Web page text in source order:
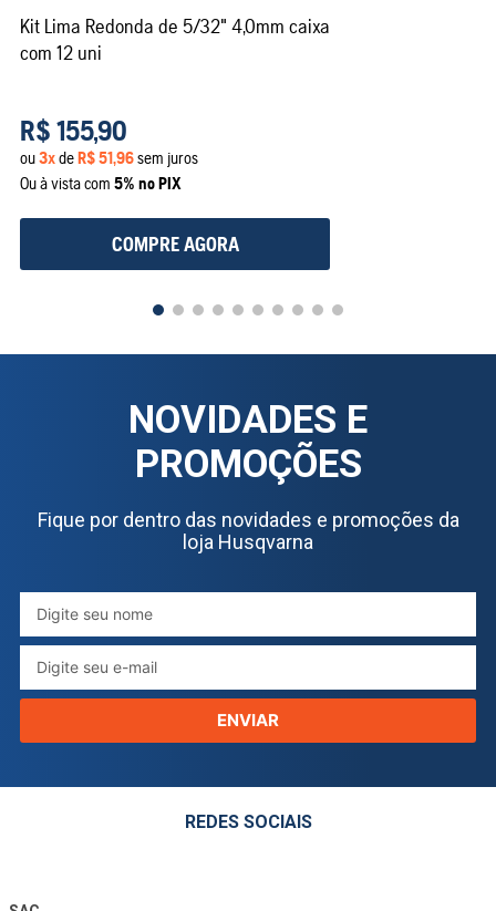
Kit Lima Redonda de 5/32" 4,0mm caixa
com 12 uni
R$ 155,90
ou3xdeR$51,96sem juros
Ou à vista com 5% no PIX
COMPRE AGORA
NOVIDADES E
PROMOÇÕES
Fique por dentro das novidades e promoções da
loja Husqvarna
ENVIAR
REDES SOCIAIS